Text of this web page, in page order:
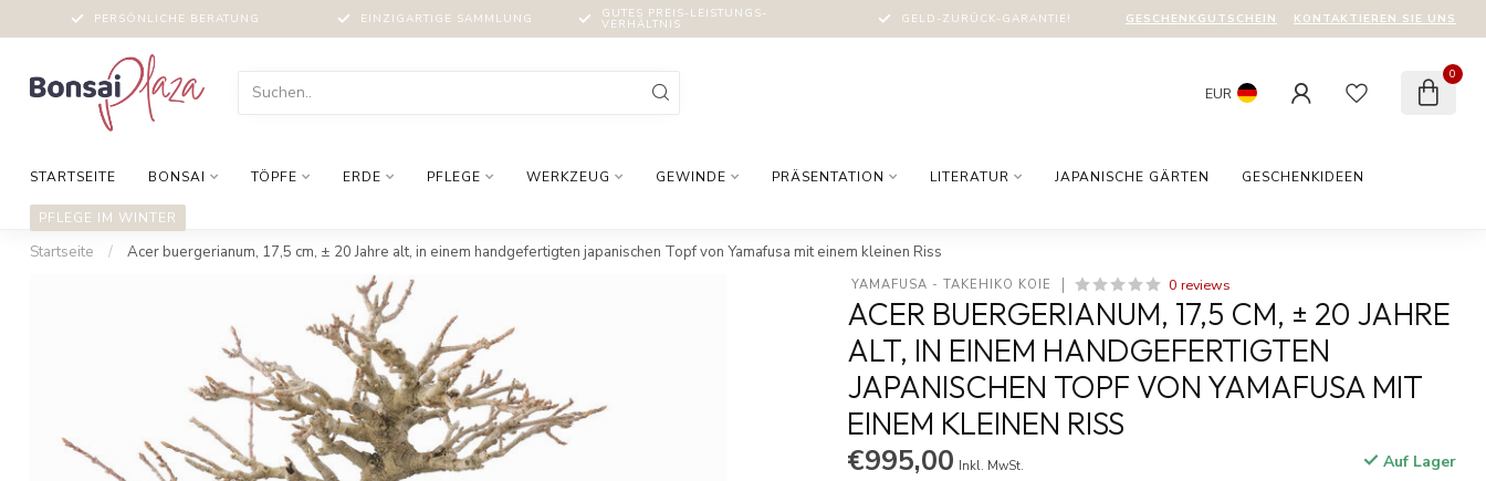
PERSÖNLICHE BERATUNG EINZIGARTIGE SAMMLUNG GUTES PREIS-LEISTUNGS-
VERHÄLTNIS GELD-ZURÜCK-GARANTIE! GESCHENKGUTSCHEIN KONTAKTIEREN SIE UNS
EUR
0
STARTSEITE BONSAI TÖPFE ERDE PFLEGE WERKZEUG GEWINDE PRÄSENTATION LITERATUR JAPANISCHE GÄRTEN GESCHENKIDEEN
PFLEGE IM WINTER
Startseite / Acer buergerianum, 17,5 cm, ± 20 Jahre alt, in einem handgefertigten japanischen Topf von Yamafusa mit einem kleinen Riss
YAMAFUSA - TAKEHIKO KOIE 0 reviews
ACER BUERGERIANUM, 17,5 CM, ± 20 JAHRE
ALT, IN EINEM HANDGEFERTIGTEN
JAPANISCHEN TOPF VON YAMAFUSA MIT
EINEM KLEINEN RISS
€995,00 Inkl. MwSt. Auf Lager